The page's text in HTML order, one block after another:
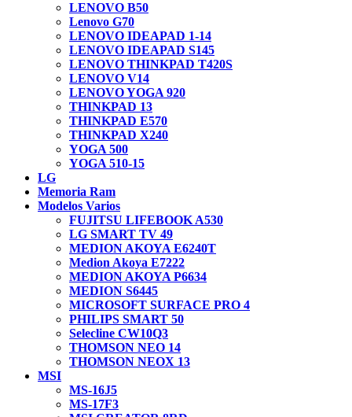
LENOVO B50
Lenovo G70
LENOVO IDEAPAD 1-14
LENOVO IDEAPAD S145
LENOVO THINKPAD T420S
LENOVO V14
LENOVO YOGA 920
THINKPAD 13
THINKPAD E570
THINKPAD X240
YOGA 500
YOGA 510-15
LG
Memoria Ram
Modelos Varios
FUJITSU LIFEBOOK A530
LG SMART TV 49
MEDION AKOYA E6240T
Medion Akoya E7222
MEDION AKOYA P6634
MEDION S6445
MICROSOFT SURFACE PRO 4
PHILIPS SMART 50
Selecline CW10Q3
THOMSON NEO 14
THOMSON NEOX 13
MSI
MS-16J5
MS-17F3